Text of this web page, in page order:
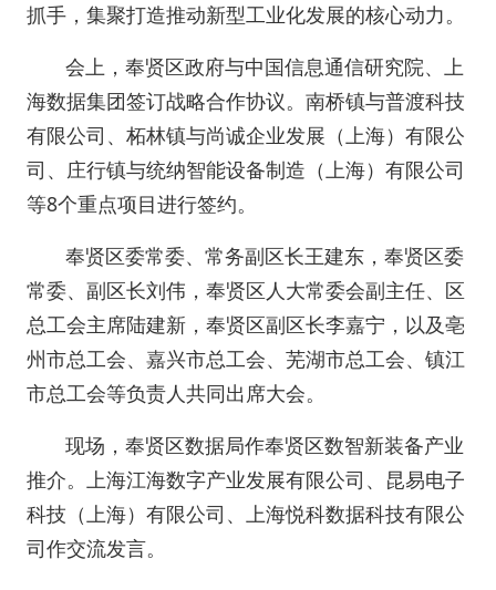
抓手，集聚打造推动新型工业化发展的核心动力。
会上，奉贤区政府与中国信息通信研究院、上
海数据集团签订战略合作协议。南桥镇与普渡科技
有限公司、柘林镇与尚诚企业发展（上海）有限公
司、庄行镇与统纳智能设备制造（上海）有限公司
等8个重点项目进行签约。
奉贤区委常委、常务副区长王建东，奉贤区委
常委、副区长刘伟，奉贤区人大常委会副主任、区
总工会主席陆建新，奉贤区副区长李嘉宁，以及亳
州市总工会、嘉兴市总工会、芜湖市总工会、镇江
市总工会等负责人共同出席大会。
现场，奉贤区数据局作奉贤区数智新装备产业
推介。上海江海数字产业发展有限公司、昆易电子
科技（上海）有限公司、上海悦科数据科技有限公
司作交流发言。